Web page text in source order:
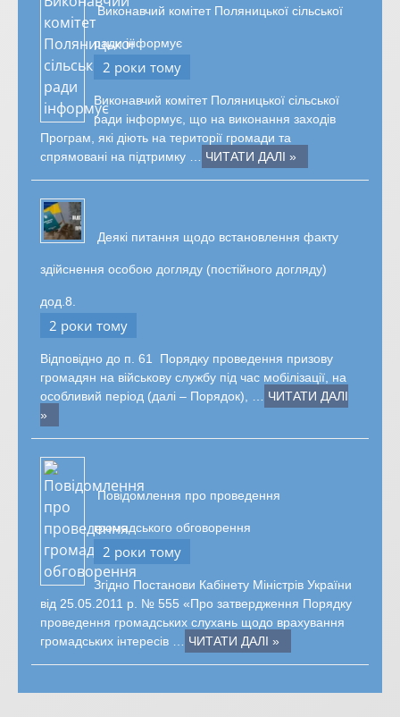
Виконавчий комітет Поляницької сільської
ради інформує
2 роки тому
Виконавчий комітет Поляницької сільської
ради інформує, що на виконання заходів
Програм, які діють на території громади та
спрямовані на підтримку …
ЧИТАТИ ДАЛІ »
Деякі питання щодо встановлення факту
здійснення особою догляду (постійного догляду)
дод.8.
2 роки тому
Відповідно до п. 61 Порядку проведення призову
громадян на військову службу під час мобілізації, на
особливий період (далі – Порядок), …
ЧИТАТИ ДАЛІ
»
Повідомлення про проведення
громадського обговорення
2 роки тому
Згідно Постанови Кабінету Міністрів України
від 25.05.2011 р. № 555 «Про затвердження Порядку
проведення громадських слухань щодо врахування
громадських інтересів …
ЧИТАТИ ДАЛІ »